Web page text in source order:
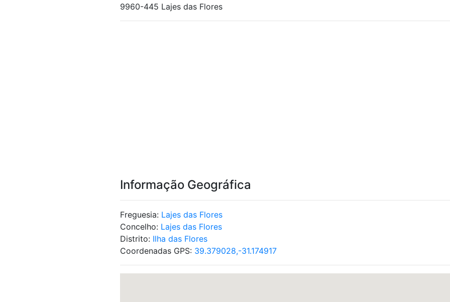
9960-445 Lajes das Flores
Informação Geográfica
Freguesia: Lajes das Flores
Concelho: Lajes das Flores
Distrito: Ilha das Flores
Coordenadas GPS: 39.379028,-31.174917